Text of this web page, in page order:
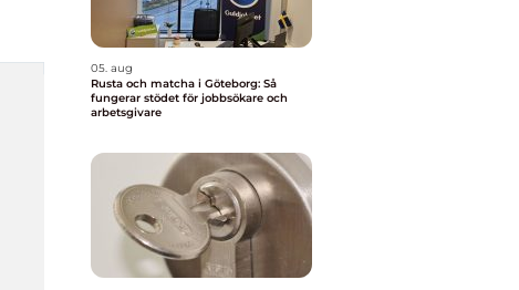
05. aug
Rusta och matcha i Göteborg: Så
fungerar stödet för jobbsökare och
arbetsgivare